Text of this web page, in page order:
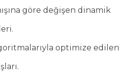
göre değişen dinamik
optimize edilen